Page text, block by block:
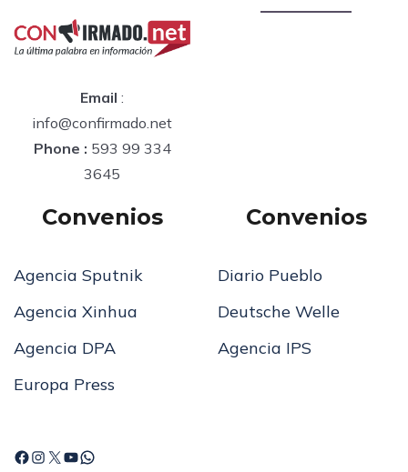
Email :
info@confirmado.net
Phone : 593 99 334
3645
Convenios
Agencia Sputnik
Agencia Xinhua
Agencia DPA
Europa Press
Convenios
Diario Pueblo
Deutsche Welle
Agencia IPS